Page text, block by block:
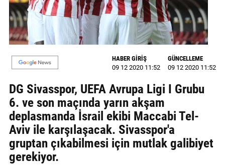
VİDEO
YAZARLAR
BİZE
ULAŞIN
İletişim
Gizlilik
Sözleşmesi
Kullanıcı
HABER GİRİŞ
09 12 2020 11:52
GÜNCELLEME
09 12 2020 11:52
DG Sivasspor, UEFA Avrupa Ligi I Grubu
6. ve son maçında yarın akşam
deplasmanda İsrail ekibi Maccabi Tel-
Aviv ile karşılaşacak. Sivasspor'a
gruptan çıkabilmesi için mutlak galibiyet
gerekiyor.